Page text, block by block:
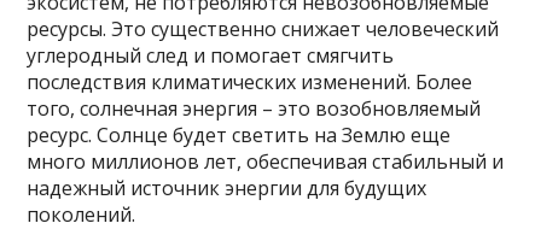
ресурсы. Это существенно снижает человеческий
углеродный след и помогает смягчить
последствия климатических изменений. Более
того, солнечная энергия – это возобновляемый
ресурс. Солнце будет светить на Землю еще
много миллионов лет, обеспечивая стабильный и
надежный источник энергии для будущих
поколений.